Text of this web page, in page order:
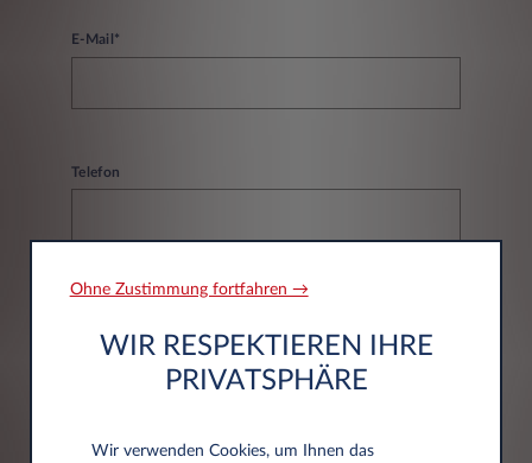
E-Mail*
Telefon
Angaben zum Unternehmen
Ohne Zustimmung fortfahren →
WIR RESPEKTIEREN IHRE
PRIVATSPHÄRE
Wir verwenden Cookies, um Ihnen das